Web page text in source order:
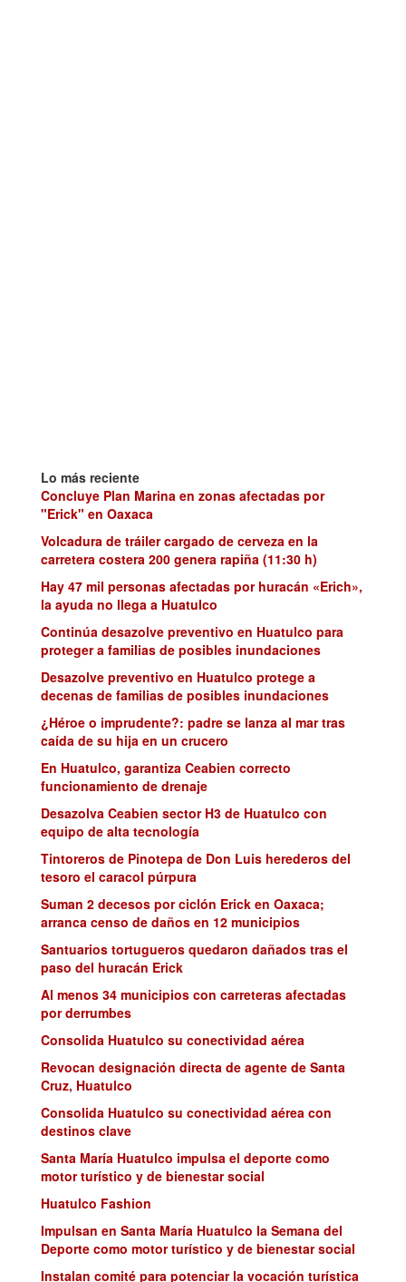
Lo más reciente
Concluye Plan Marina en zonas afectadas por
"Erick" en Oaxaca
Volcadura de tráiler cargado de cerveza en la
carretera costera 200 genera rapiña (11:30 h)
Hay 47 mil personas afectadas por huracán «Erich»,
la ayuda no llega a Huatulco
Continúa desazolve preventivo en Huatulco para
proteger a familias de posibles inundaciones
Desazolve preventivo en Huatulco protege a
decenas de familias de posibles inundaciones
¿Héroe o imprudente?: padre se lanza al mar tras
caída de su hija en un crucero
En Huatulco, garantiza Ceabien correcto
funcionamiento de drenaje
Desazolva Ceabien sector H3 de Huatulco con
equipo de alta tecnología
Tintoreros de Pinotepa de Don Luis herederos del
tesoro el caracol púrpura
Suman 2 decesos por ciclón Erick en Oaxaca;
arranca censo de daños en 12 municipios
Santuarios tortugueros quedaron dañados tras el
paso del huracán Erick
Al menos 34 municipios con carreteras afectadas
por derrumbes
Consolida Huatulco su conectividad aérea
Revocan designación directa de agente de Santa
Cruz, Huatulco
Consolida Huatulco su conectividad aérea con
destinos clave
Santa María Huatulco impulsa el deporte como
motor turístico y de bienestar social
Huatulco Fashion
Impulsan en Santa María Huatulco la Semana del
Deporte como motor turístico y de bienestar social
Instalan comité para potenciar la vocación turística